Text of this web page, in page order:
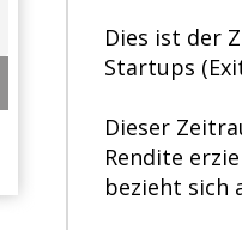
Dies ist der
Startups
Dieser
Rendite
bezieht sich